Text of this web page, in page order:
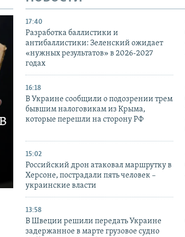
17:40
Разработка баллистики и
антибаллистики: Зеленский ожидает
«нужных результатов» в 2026-2027
годах
16:18
В Украине сообщили о подозрении трем
бывшим налоговикам из Крыма,
которые перешли на сторону РФ
15:02
Российский дрон атаковал маршрутку в
Херсоне, пострадали пять человек –
украинские власти
13:58
В Швеции решили передать Украине
задержанное в марте грузовое судно